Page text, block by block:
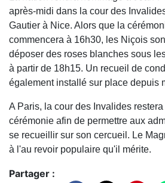
après-midi dans la cour des
Gautier à Nice. Alors que la
commencera à 16h30, les Niçois
déposer des roses blanches sous
à partir de 18h15. Un recueil de
également installé sur place depuis
A Paris, la cour des Invalides
cérémonie afin de permettre aux
se recueillir sur son cercueil. Le
à l'au revoir populaire qu'il mérite.
Partager :